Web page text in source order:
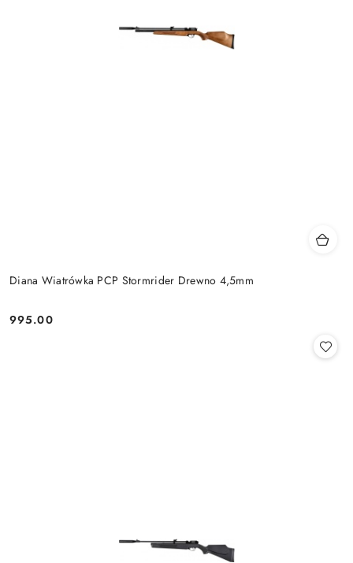
Diana Wiatrówka PCP Stormrider Drewno 4,5mm
Cena:
995.00